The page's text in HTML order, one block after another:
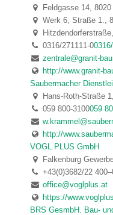
Feldgasse 14,
Werk 6, Straße 1.,
0316/271111-0
zentrale@granit-
http://www.granit-
Saubermacher
Hans-Roth-Straße
059 800-3100059
http://
VOGL.PLUS GmbH
Falkenburg
+43(0)3682/22
office@voglplus.at
https://
BRS GesmbH. Bau-